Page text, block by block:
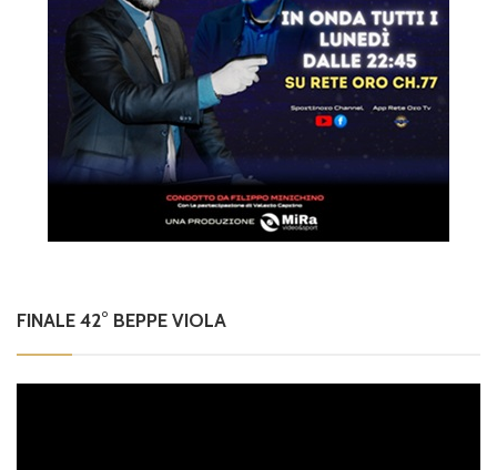
FINALE 42° BEPPE VIOLA